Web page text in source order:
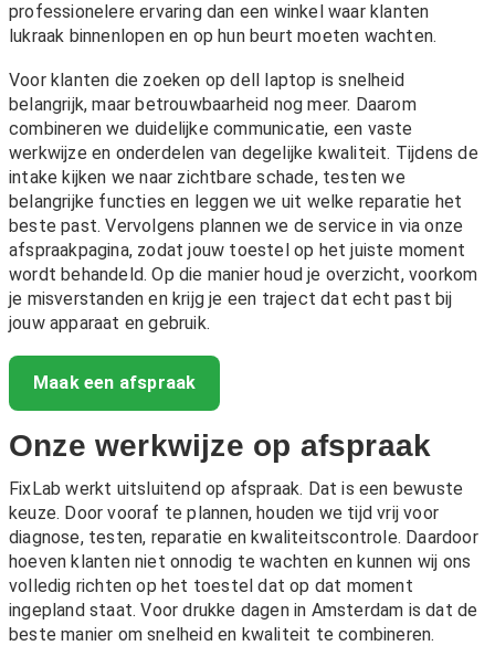
professionelere ervaring dan een winkel waar klanten
lukraak binnenlopen en op hun beurt moeten wachten.
Voor klanten die zoeken op dell laptop is snelheid
belangrijk, maar betrouwbaarheid nog meer. Daarom
combineren we duidelijke communicatie, een vaste
werkwijze en onderdelen van degelijke kwaliteit. Tijdens de
intake kijken we naar zichtbare schade, testen we
belangrijke functies en leggen we uit welke reparatie het
beste past. Vervolgens plannen we de service in via onze
afspraakpagina, zodat jouw toestel op het juiste moment
wordt behandeld. Op die manier houd je overzicht, voorkom
je misverstanden en krijg je een traject dat echt past bij
jouw apparaat en gebruik.
Maak een afspraak
Onze werkwijze op afspraak
FixLab werkt uitsluitend op afspraak. Dat is een bewuste
keuze. Door vooraf te plannen, houden we tijd vrij voor
diagnose, testen, reparatie en kwaliteitscontrole. Daardoor
hoeven klanten niet onnodig te wachten en kunnen wij ons
volledig richten op het toestel dat op dat moment
ingepland staat. Voor drukke dagen in Amsterdam is dat de
beste manier om snelheid en kwaliteit te combineren.